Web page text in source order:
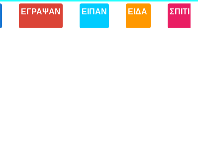
ΕΓΡΑΨΑΝ ΕΙΠΑΝ ΕΙΔΑ ΣΠΙΤΙ